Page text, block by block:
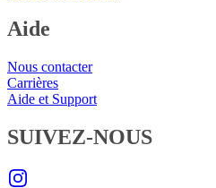
Aide
Nous contacter
Carrières
Aide et Support
SUIVEZ-NOUS